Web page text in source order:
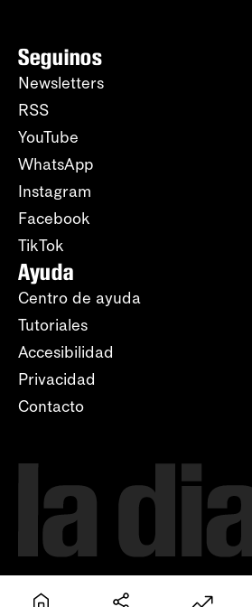
Seguinos
Newsletters
RSS
YouTube
WhatsApp
Instagram
Facebook
TikTok
Ayuda
Centro de ayuda
Tutoriales
Accesibilidad
Privacidad
Contacto